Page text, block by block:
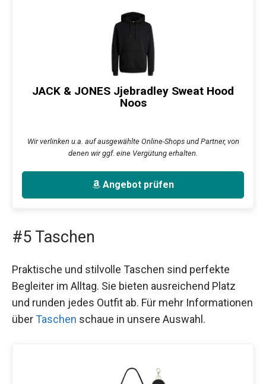
JACK & JONES Jjebradley Sweat Hood
Noos
Wir verlinken u.a. auf ausgewählte Online-Shops und Partner, von
denen wir ggf. eine Vergütung erhalten.
Angebot prüfen
#5 Taschen
Praktische und stilvolle Taschen sind perfekte
Begleiter im Alltag. Sie bieten ausreichend Platz
und runden jedes Outfit ab. Für mehr Informationen
überTaschen schaue in unsere Auswahl.